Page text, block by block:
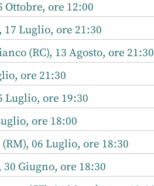
Ottobre, ore 12:00
17 Luglio, ore 21:30
(RC), 13 Agosto, ore 21:30
ore 21:30
Luglio, ore 19:30
ore 18:00
06 Luglio, ore 18:30
Giugno, ore 18:30